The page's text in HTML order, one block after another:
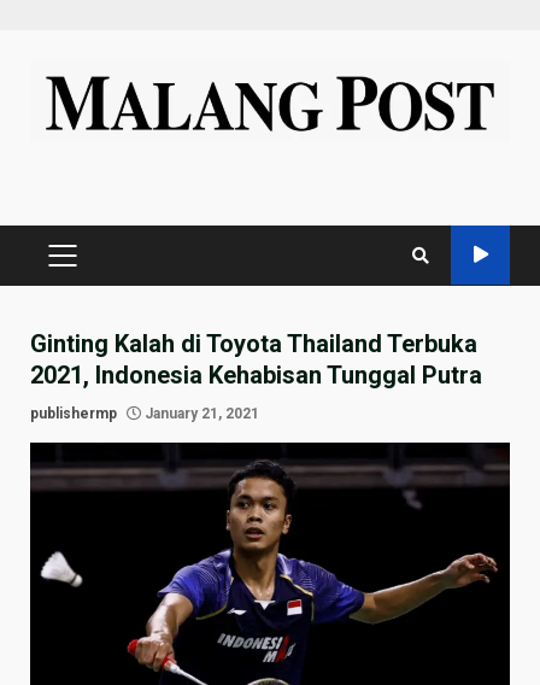
content
PRIMARY
Ginting Kalah di Toyota Thailand Terbuka
2021, Indonesia Kehabisan Tunggal Putra
publishermp January 21, 2021